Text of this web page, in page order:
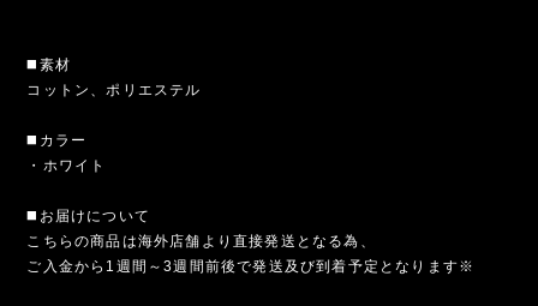
◼️素材
コットン、ポリエステル
◼️カラー
・ホワイト
◼️お届けについて
こちらの商品は海外店舗より直接発送となる為、
ご入金から1週間～3週間前後で発送及び到着予定となります※